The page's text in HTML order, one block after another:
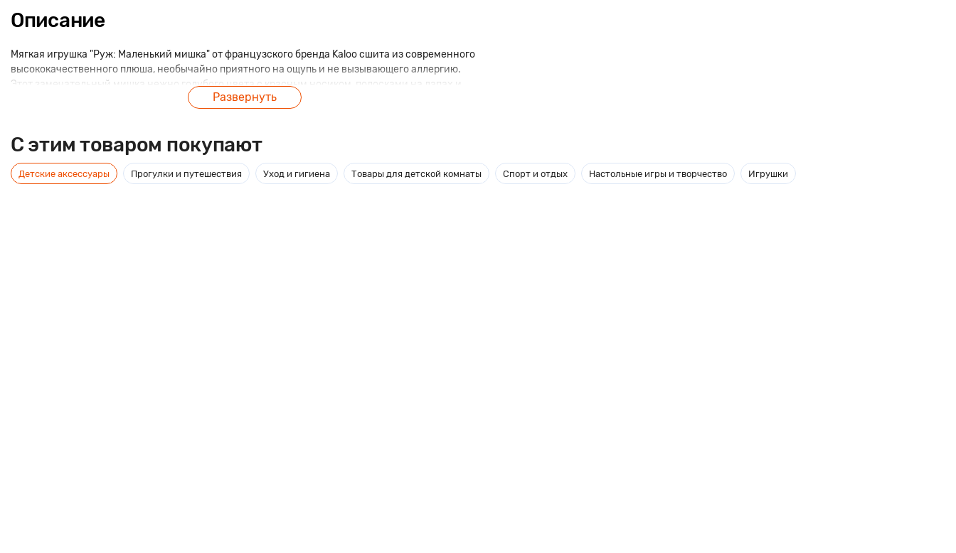
Описание
Мягкая игрушка "Руж: Маленький мишка" от французского бренда Kaloo сшита из современного
высококачественного плюша, необычайно приятного на ощупь и не вызывающего аллергию.
Этот замечательный мишка нежно голубого цвета с красным носиком, полосками на лапах и
яркой эмблемой выглядит превосходно, поэтому он может послужить прекрасным подарком
Развернуть
C этим товаром покупают
Детские аксессуары Прогулки и путешествия Уход и гигиена Товары для детской комнаты Спорт и отдых Настольные игры и творчество Игрушки